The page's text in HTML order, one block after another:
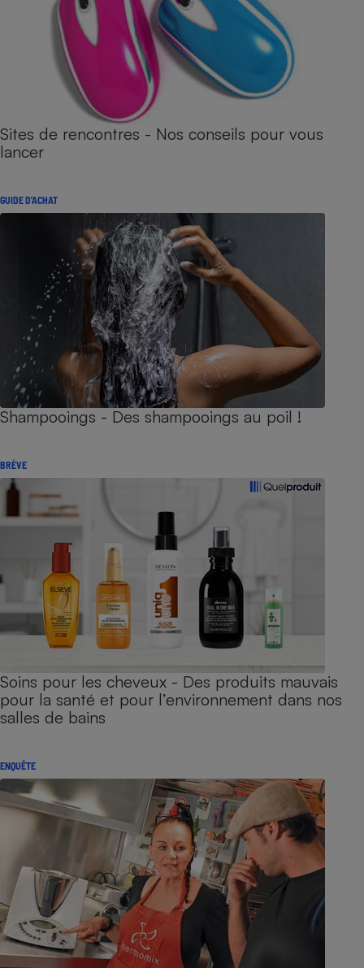
Sites de rencontres - Nos conseils pour vous
lancer
GUIDE D'ACHAT
Shampooings - Des shampooings au poil !
BRÈVE
Soins pour les cheveux - Des produits mauvais
pour la santé et pour l’environnement dans nos
salles de bains
ENQUÊTE